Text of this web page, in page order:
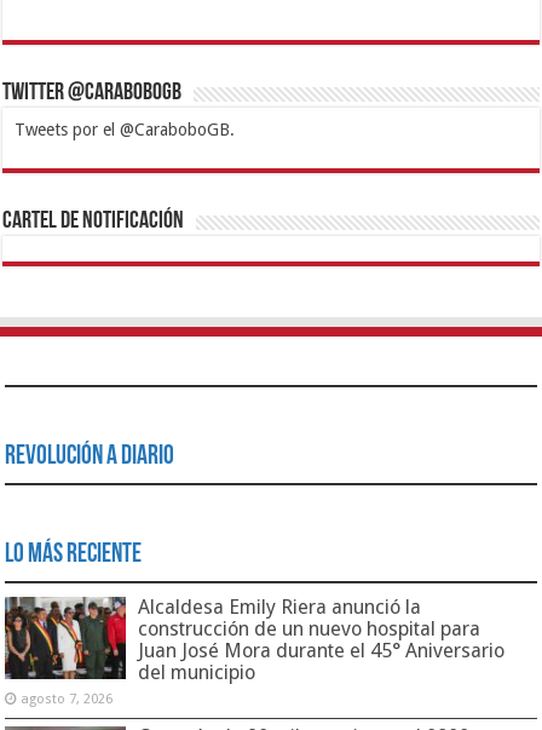
Twitter @CaraboboGB
Tweets por el @CaraboboGB.
1xbetBetturkeyBetistKralbetSupertotobetTipobetMatadorbetMariobet
https://mvbcasino.com/
Cartel de Notificación
Revolución a Diario
Lo Más Reciente
Alcaldesa Emily Riera anunció la
construcción de un nuevo hospital para
Juan José Mora durante el 45° Aniversario
del municipio
agosto 7, 2026